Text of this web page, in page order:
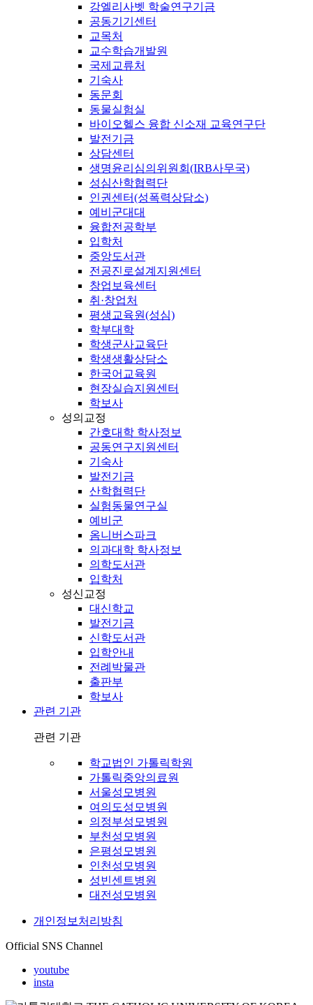
강엘리사벳 학술연구기금
공동기기센터
교목처
교수학습개발원
국제교류처
기숙사
동문회
동물실험실
바이오헬스 융합 신소재 교육연구단
발전기금
상담센터
생명윤리심의위원회(IRB사무국)
성심산학협력단
인권센터(성폭력상담소)
예비군대대
융합전공학부
입학처
중앙도서관
전공진로설계지원센터
창업보육센터
취·창업처
평생교육원(성심)
학부대학
학생군사교육단
학생생활상담소
한국어교육원
현장실습지원센터
학보사
성의교정
간호대학 학사정보
공동연구지원센터
기숙사
발전기금
산학협력단
실험동물연구실
예비군
옴니버스파크
의과대학 학사정보
의학도서관
입학처
성신교정
대신학교
발전기금
신학도서관
입학안내
전례박물관
출판부
학보사
관련 기관
관련 기관
학교법인 가톨릭학원
가톨릭중앙의료원
서울성모병원
여의도성모병원
의정부성모병원
부천성모병원
은평성모병원
인천성모병원
성빈센트병원
대전성모병원
개인정보처리방침
Official SNS Channel
youtube
insta